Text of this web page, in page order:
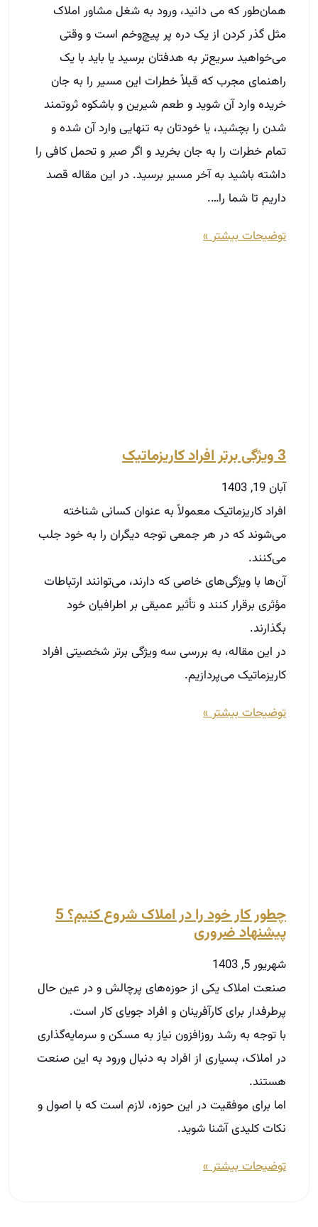
همان‌طور که می دانید، ورود به شغل مشاور املاک
مثل گذر کردن از یک دره پر پیچ‌وخم است و وقتی
می‌خواهید سریع‌تر به هدفتان برسید یا باید با یک
راهنمای مجرب که قبلاً خطرات این مسیر را به جان
خریده وارد آن شوید و طعم شیرین و باشکوه ثروتمند
شدن را بچشید، یا خودتان به تنهایی وارد آن شده و
تمام خطرات را به جان بخرید و اگر صبر و تحمل کافی را
داشته باشید به آخر مسیر برسید. در این مقاله قصد
داریم تا شما را….
توضیحات بیشتر »
3 ویژگی برتر افراد کاریزماتیک
آبان 19, 1403
افراد کاریزماتیک معمولاً به عنوان کسانی شناخته
می‌شوند که در هر جمعی توجه دیگران را به خود جلب
می‌کنند.
آن‌ها با ویژگی‌های خاصی که دارند، می‌توانند ارتباطات
مؤثری برقرار کنند و تأثیر عمیقی بر اطرافیان خود
بگذارند.
در این مقاله، به بررسی سه ویژگی برتر شخصیتی افراد
کاریزماتیک می‌پردازیم.
توضیحات بیشتر »
چطور کار خود را در املاک شروع کنیم؟ 5
پیشنهاد ضروری
شهریور 5, 1403
صنعت املاک یکی از حوزه‌های پرچالش و در عین حال
پرطرفدار برای کارآفرینان و افراد جویای کار است.
با توجه به رشد روزافزون نیاز به مسکن و سرمایه‌گذاری
در املاک، بسیاری از افراد به دنبال ورود به این صنعت
هستند.
اما برای موفقیت در این حوزه، لازم است که با اصول و
نکات کلیدی آشنا شوید.
توضیحات بیشتر »